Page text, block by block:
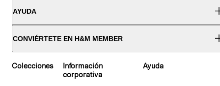
AYUDA
CONVIÉRTETE EN H&M MEMBER
Colecciones
Información
corporativa
Ayuda